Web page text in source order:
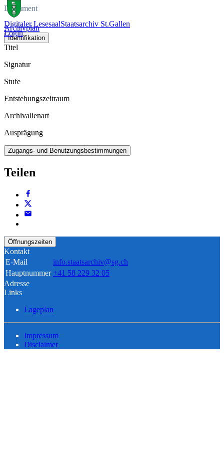
Digitaler LesesaalStaatsarchiv St.Gallen
Login
Dokument
Archivplan
Identifikation
Titel
Signatur
Stufe
Entstehungszeitraum
Archivalienart
Ausprägung
Zugangs- und Benutzungsbestimmungen
Teilen
Öffnungszeiten
Kontakt
E-Mail
info.staatsarchiv@sg.ch
Hauptnummer +41 58 229 32 05
Adresse
Links
Lageplan
Impressum
Disclaimer